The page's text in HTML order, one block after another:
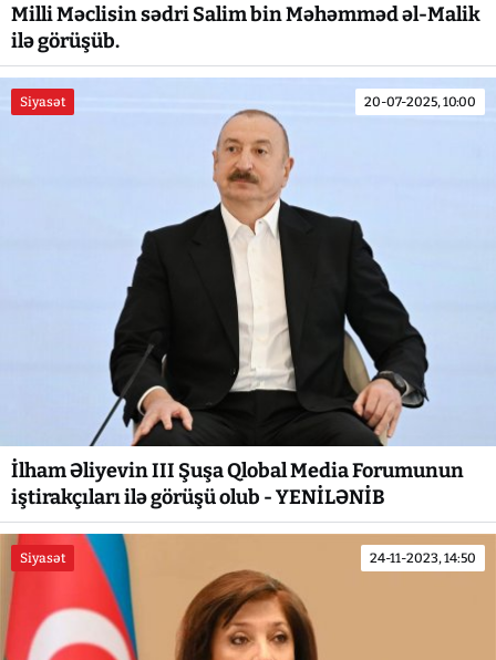
Milli Məclisin sədri Salim bin Məhəmməd əl-Malik
ilə görüşüb.
Siyasət 20-07-2025, 10:00
İlham Əliyevin III Şuşa Qlobal Media Forumunun
iştirakçıları ilə görüşü olub - YENİLƏNİB
Siyasət 24-11-2023, 14:50